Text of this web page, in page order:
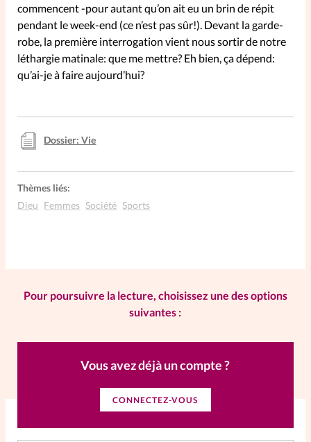
SpirituElles
Vive la famille
SpirituElles devient Relations
La Boutique
La Pause SpirituElles - toutes les
Mon compte
Changement d'adresse
Nous contacter
commencent -pour autant qu’on ait eu un brin de répit
pendant le week-end (ce n’est pas sûr!). Devant la garde-
robe, la première interrogation vient nous sortir de notre
léthargie matinale: que me mettre? Eh bien, ça dépend:
qu’ai-je à faire aujourd’hui?
Dossier: Vie
Thèmes liés:
Dieu Femmes Société Sports
Pour poursuivre la lecture, choisissez une des options
suivantes :
Vous avez déjà un compte ?
CONNECTEZ-VOUS